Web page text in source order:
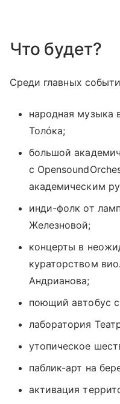
Что будет?
Среди главных
народная музыка
Толóка;
большой
с
академическим
инди-фолк от
Железновой;
концерты в
кураторством
Андрианова;
поющий автобус
лаборатория
утопическое
паблик-арт на
активация